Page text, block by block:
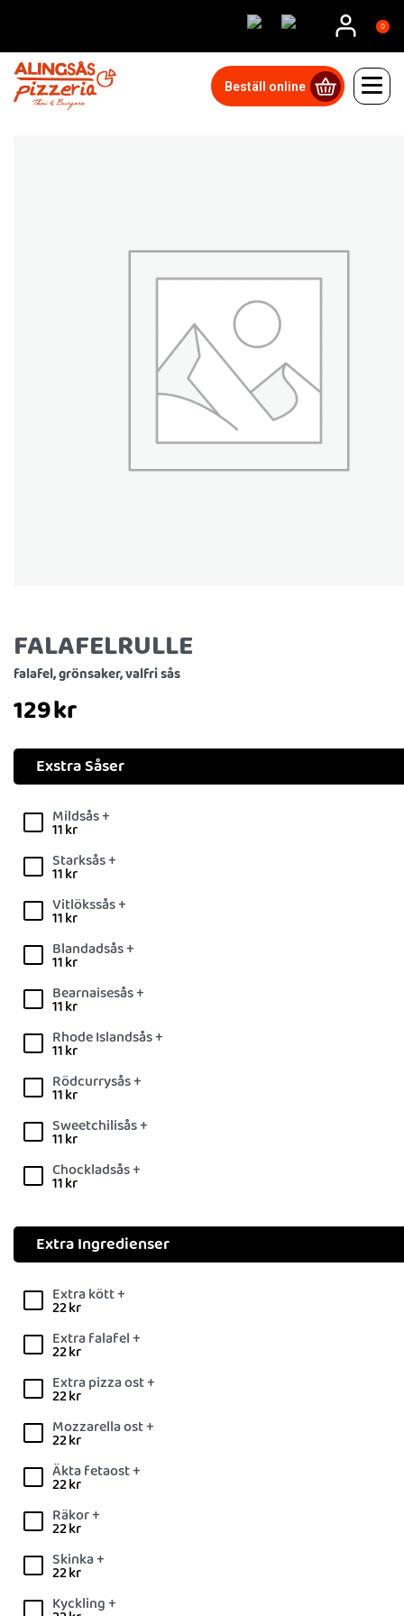
0
Beställ online
FALAFELRULLE
falafel, grönsaker, valfri sås
129kr
Exstra Såser
Mildsås +
11kr
Starksås +
11kr
Vitlökssås +
11kr
Blandadsås +
11kr
Bearnaisesås +
11kr
Rhode Islandsås +
11kr
Rödcurrysås +
11kr
Sweetchilisås +
11kr
Chockladsås +
11kr
Extra Ingredienser
Extra kött +
22kr
Extra falafel +
22kr
Extra pizza ost +
22kr
Mozzarella ost +
22kr
Äkta fetaost +
22kr
Räkor +
22kr
Skinka +
22kr
Kyckling +